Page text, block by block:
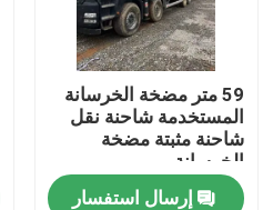
جولة في المعمل
رقابة جودة
اتصل بنا
59 متر مضخة الخرسانة
المستخدمة شاحنة نقل
شاحنة مثبتة مضخة
الخرسانة
إرسال استفسار